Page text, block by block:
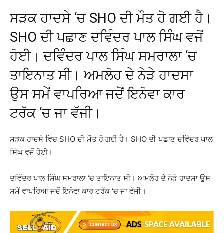
ਸੜਕ ਹਾਦਸੇ ‘ਚ SHO ਦੀ ਮੌਤ ਹੋ ਗਈ ਹੈ।
SHO ਦੀ ਪਛਾਣ ਦਵਿੰਦਰ ਪਾਲ ਸਿੰਘ ਵਜੋਂ
ਹੋਈ। ਦਵਿੰਦਰ ਪਾਲ ਸਿੰਘ ਸਮਰਾਲਾ ‘ਚ
ਤਾਇਨਾਤ ਸੀ। ਅਮਲੋਹ ਦੇ ਨੇੜੇ ਹਾਦਸਾ
ਉਸ ਸਮੇਂ ਵਾਪਰਿਆ ਜਦੋਂ ਇਨੋਵਾ ਕਾਰ
ਟਰੱਕ ‘ਚ ਜਾ ਵੱਜੀ।
ਸੜਕ ਹਾਦਸੇ ਵਿਚ SHO ਦੀ ਮੌਤ ਹੋ ਗਈ ਹੈ। SHO ਦੀ ਪਛਾਣ ਦਵਿੰਦਰ ਪਾਲ
ਸਿੰਘ ਵਜੋਂ ਹੋਈ।
ਦਵਿੰਦਰ ਪਾਲ ਸਿੰਘ ਸਮਰਾਲਾ ‘ਚ ਤਾਇਨਾਤ ਸੀ। ਅਮਲੋਹ ਦੇ ਨੇੜੇ ਹਾਦਸਾ ਉਸ
ਸਮੇਂ ਵਾਪਰਿਆ ਜਦੋਂ ਇਨੋਵਾ ਕਾਰ ਟਰੱਕ ‘ਚ ਜਾ ਵੱਜੀ।